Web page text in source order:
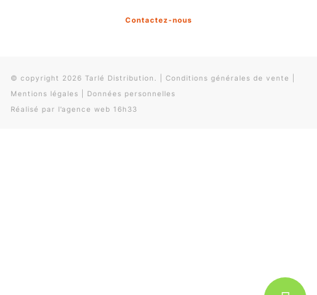
Contactez-nous
© copyright 2026 Tarlé Distribution. Conditions générales de vente
Mentions légales
Données personnelles
Réalisé par l'agence web 16h33